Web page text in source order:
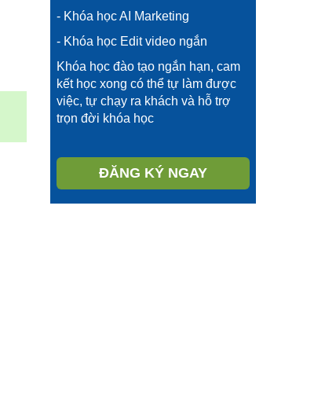
- Khóa học AI Marketing
- Khóa học Edit video ngắn
Khóa học đào tạo ngắn hạn, cam
kết học xong có thể tự làm được
việc, tự chạy ra khách và hỗ trợ
trọn đời khóa học
ĐĂNG KÝ NGAY